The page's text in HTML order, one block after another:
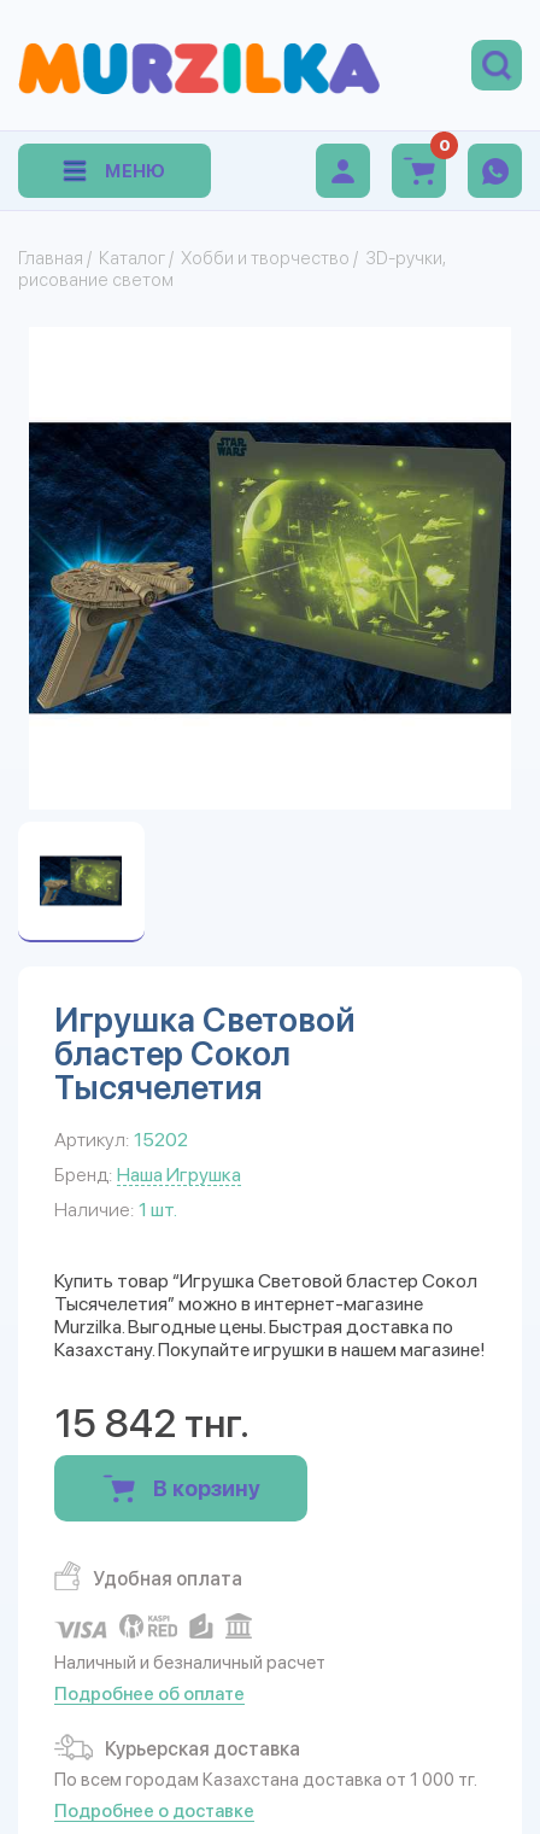
МЕНЮ
0
Главная / Каталог / Хобби и творчество / 3D-ручки,
рисование светом
Игрушка Световой
бластер Сокол
Тысячелетия
Артикул: 15202
Бренд: Наша Игрушка
Наличие: 1 шт.
Купить товар “Игрушка Световой бластер Сокол
Тысячелетия” можно в интернет-магазине
Murzilka. Выгодные цены. Быстрая доставка по
Казахстану. Покупайте игрушки в нашем магазине!
15 842 тнг.
В корзину
Удобная оплата
Наличный и безналичный расчет
Подробнее об оплате
Курьерская доставка
По всем городам Казахстана доставка от 1 000 тг.
Подробнее о доставке